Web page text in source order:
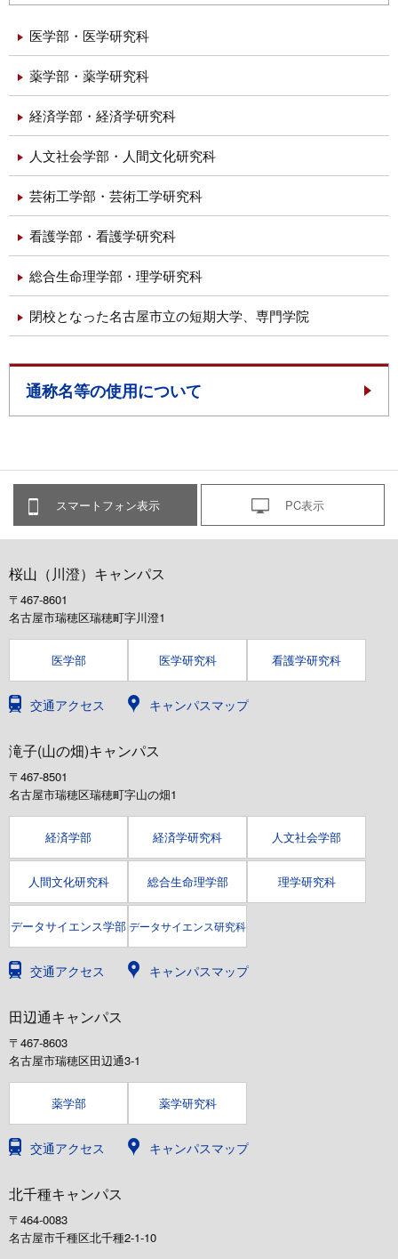
医学部・医学研究科
薬学部・薬学研究科
経済学部・経済学研究科
人文社会学部・人間文化研究科
芸術工学部・芸術工学研究科
看護学部・看護学研究科
総合生命理学部・理学研究科
閉校となった名古屋市立の短期大学、専門学院
通称名等の使用について
スマートフォン表示 PC表示
桜山（川澄）キャンパス
〒467-8601
名古屋市瑞穂区瑞穂町字川澄1
医学部 医学研究科 看護学研究科
交通アクセス キャンパスマップ
滝子(山の畑)キャンパス
〒467-8501
名古屋市瑞穂区瑞穂町字山の畑1
経済学部 経済学研究科 人文社会学部
人間文化研究科 総合生命理学部 理学研究科
データサイエンス学部データサイエンス研究科
交通アクセス キャンパスマップ
田辺通キャンパス
〒467-8603
名古屋市瑞穂区田辺通3-1
薬学部 薬学研究科
交通アクセス キャンパスマップ
北千種キャンパス
〒464-0083
名古屋市千種区北千種2-1-10